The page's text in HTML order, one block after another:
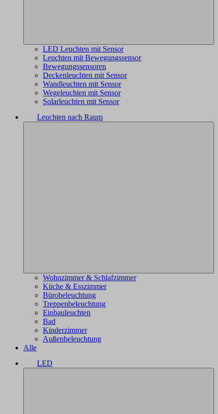
LED Leuchten mit Sensor
Leuchten mit Bewegungssensor
Bewegungssensoren
Deckenleuchten mit Sensor
Wandleuchten mit Sensor
Wegeleuchten mit Sensor
Solarleuchten mit Sensor
Leuchten nach Raum
Wohnzimmer & Schlafzimmer
Küche & Esszimmer
Bürobeleuchtung
Treppenbeleuchtung
Einbauleuchten
Bad
Kinderzimmer
Außenbeleuchtung
Alle
LED